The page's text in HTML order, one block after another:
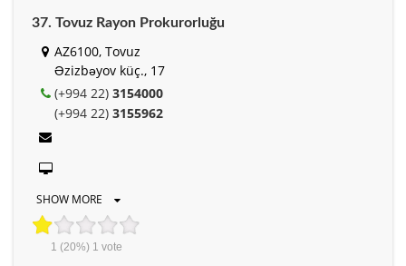
37. Tovuz Rayon Prokurorluğu
AZ6100, Tovuz
Əzizbəyov küç., 17
(+994 22) 3154000
(+994 22) 3155962
SHOW MORE
1 (20%) 1 vote